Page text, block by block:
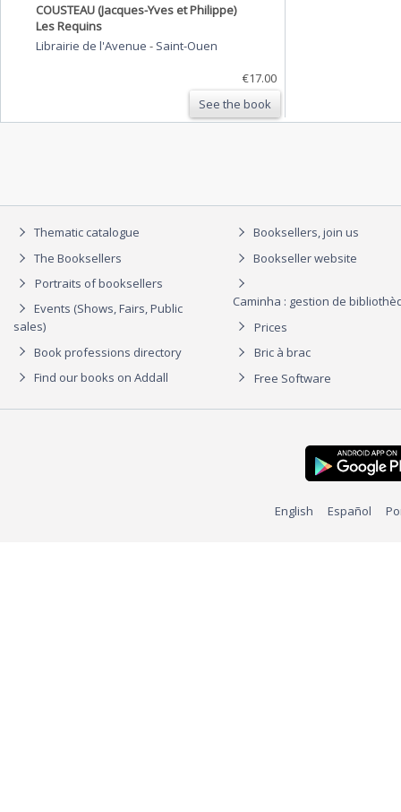
COUSTEAU (Jacques-Yves et Philippe)
Les Requins
Librairie de l'Avenue - Saint-Ouen
€17.00
See the book
Thematic catalogue
The Booksellers
Portraits of booksellers
Events (Shows, Fairs, Public
sales)
Book professions directory
Find our books on Addall
Booksellers, join us
Bookseller website
Caminha : gestion de
Prices
Bric à brac
Free Software
English Español